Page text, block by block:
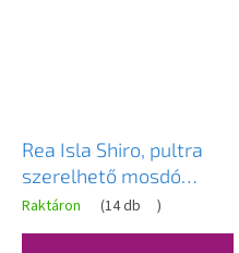
Rea Isla Shiro, pultra
szerelhető mosdó
490x370x135 mm,
kőutánzat, REA-U0642
Raktáron (14 db )